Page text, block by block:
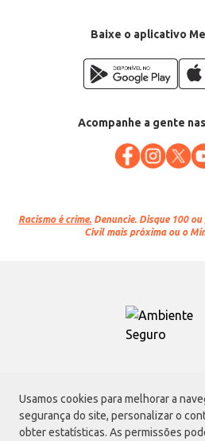
Usamos cookies para melhorar a
segurança do site, personalizar o
obter estatísticas. As permissões
Baixe o aplicativo
Acompanhe a gente
Racismo é crime. Denuncie. Disque 100
Civil mais próxima ou o
Atacadão
Avenida Morvan Dias de Figueiredo, 6169,
02170-901 | CNPJ: